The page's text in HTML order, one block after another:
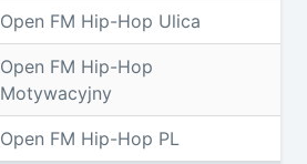
Open FM Hip-Hop Ulica
Open FM Hip-Hop
Motywacyjny
Open FM Hip-Hop PL